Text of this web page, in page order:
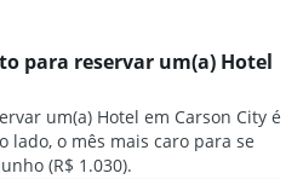
para reservar um(a) Hotel
um(a) Hotel em Carson City é
lado, o mês mais caro para se
(R$ 1.030).